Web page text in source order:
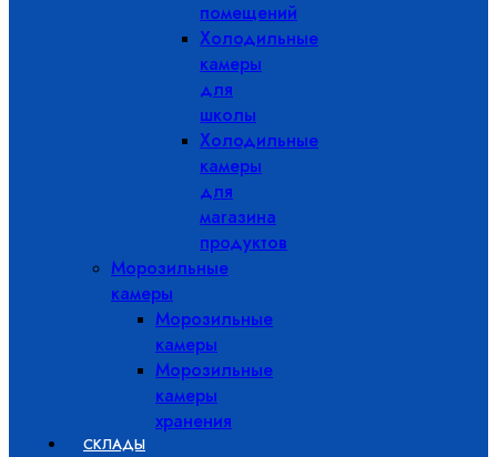
помещений
Холодильные
камеры
для
школы
Холодильные
камеры
для
магазина
продуктов
Морозильные
камеры
Морозильные
камеры
Морозильные
камеры
хранения
СКЛАДЫ